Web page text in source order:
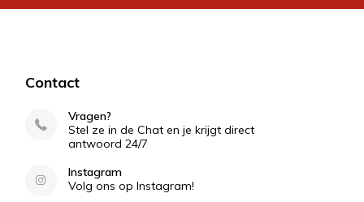
Contact
Vragen?
Stel ze in de Chat en je krijgt direct
antwoord 24/7
Instagram
Volg ons op Instagram!